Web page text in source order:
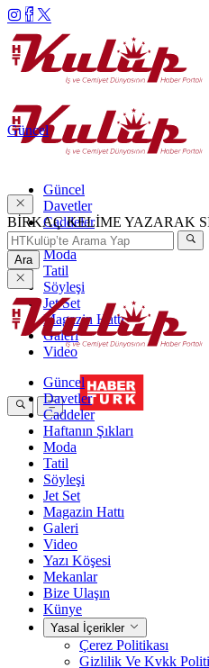
Güncel
Davetler
Caddeler
Haftanın Şıkları
Moda
Tatil
Söyleşi
Jet Set
Magazin Hattı
Galeri
Video
Güncel
BİRKAÇ KELİME YAZARAK
Ara
Güncel
Davetler
Caddeler
Haftanın Şıkları
Moda
Tatil
Söyleşi
Jet Set
Magazin Hattı
Galeri
Video
Yazı Köşesi
Mekanlar
Bize Ulaşın
Künye
Yasal İçerikler
Çerez Politikası
Gizlilik Ve Kvkk